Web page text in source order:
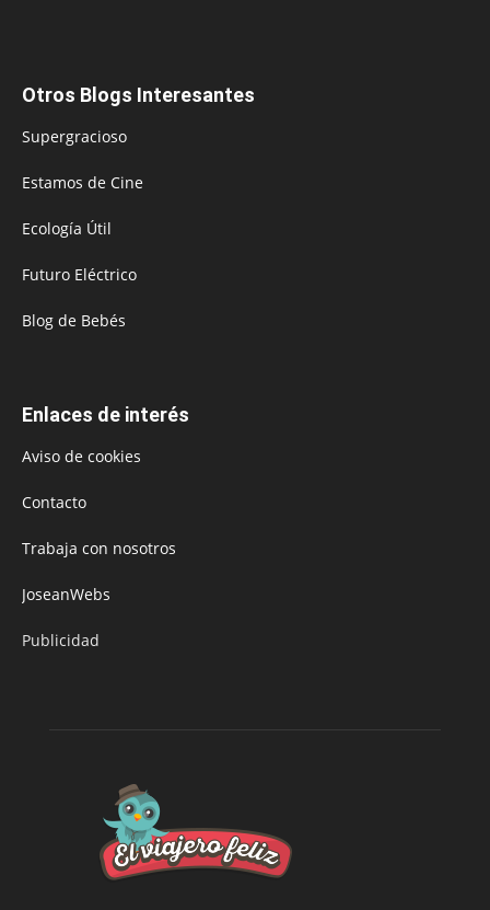
Otros Blogs Interesantes
Supergracioso
Estamos de Cine
Ecología Útil
Futuro Eléctrico
Blog de Bebés
Enlaces de interés
Aviso de cookies
Contacto
Trabaja con nosotros
JoseanWebs
Publicidad